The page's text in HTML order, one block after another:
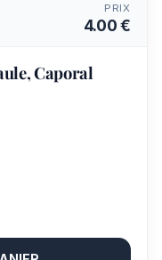
PRIX
4.00 €
Caporal